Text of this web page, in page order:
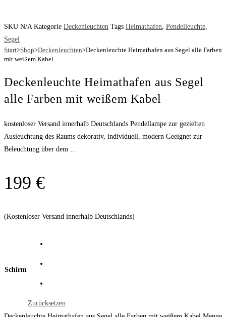
SKU N/A Kategorie Deckenleuchten Tags Heimathafen, Pendelleuchte,
Segel
Start>Shop>Deckenleuchten>Deckenleuchte Heimathafen aus Segel alle Farben
mit weißem Kabel
Deckenleuchte Heimathafen aus Segel
alle Farben mit weißem Kabel
kostenloser Versand innerhalb Deutschlands Pendellampe zur gezielten
Ausleuchtung des Raums dekorativ, individuell, modern Geeignet zur
Beleuchtung über dem …
199 €
(Kostenloser Versand innerhalb Deutschlands)
Schirm
Zurücksetzen